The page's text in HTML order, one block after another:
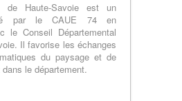
de Haute-Savoie est un
par le CAUE 74 en
le Conseil Départemental
Il favorise les échanges
du paysage et de
le département.